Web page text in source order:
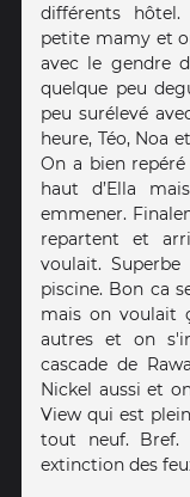
différents
petite mamy et
avec le gendre
quelque peu
peu surélevé
heure, Téo, Noa
On a bien
haut d’Ella
emmener.
repartent et
voulait.
piscine. Bon ca
mais on voulait
autres et on
cascade de
Nickel aussi et
View qui est
tout neuf. Bref.
extinction des